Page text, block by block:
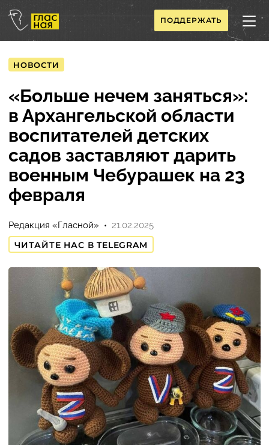
ПОДДЕРЖАТЬ
НОВОСТИ
«Больше нечем заняться»:
в Архангельской области
воспитателей детских
садов заставляют дарить
военным Чебурашек на 23
февраля
Редакция «Гласной»
21.02.2025
ЧИТАЙТЕ НАС В TELEGRAM